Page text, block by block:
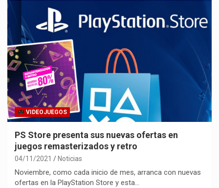
VIDEOJUEGOS
PS Store presenta sus nuevas ofertas en
juegos remasterizados y retro
04/11/2021 Noticias
Noviembre, como cada inicio de mes, arranca con nuevas
ofertas en la PlayStation Store y esta…